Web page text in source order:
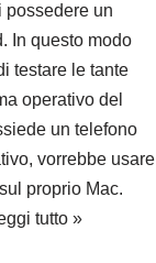
possedere un
In questo modo
testare le tante
operativo del
un telefono
vorrebbe usare
proprio Mac.
tutto »